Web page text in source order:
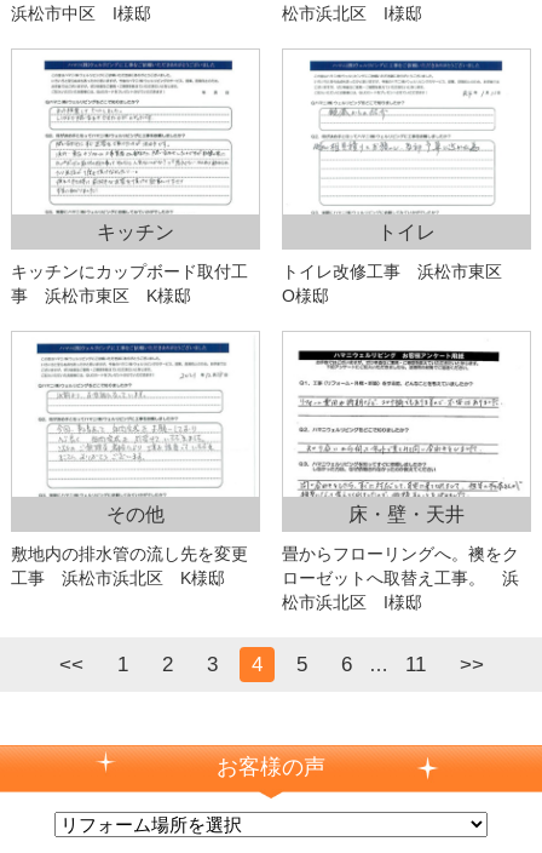
浜松市中区 I様邸
松市浜北区 I様邸
キッチン
キッチンにカップボード取付工
事 浜松市東区 K様邸
トイレ
トイレ改修工事 浜松市東区
O様邸
その他
敷地内の排水管の流し先を変更
工事 浜松市浜北区 K様邸
床・壁・天井
畳からフローリングへ。襖をク
ローゼットへ取替え工事。 浜
松市浜北区 I様邸
<< 1 2 3 4 5 6 … 11 >>
お客様の声